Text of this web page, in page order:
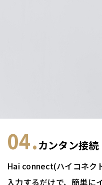
04.カンタン接続
Hai connect(ハイコネク
入力するだけで、簡単に